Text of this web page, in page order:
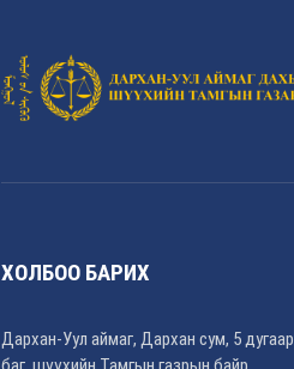
ХОЛБОО БАРИХ
Дархан-Уул аймаг, Дархан сум, 5 дугаар